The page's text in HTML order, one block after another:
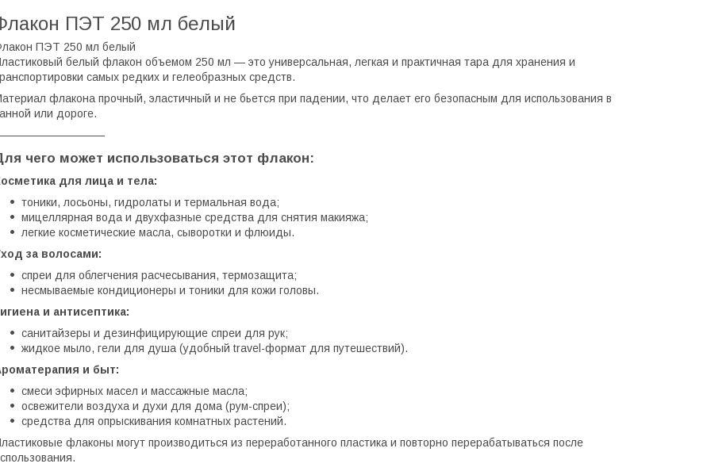
ПЭТ 250 мл белый
ПЭТ 250 мл белый
белый флакон объемом 250 мл — это универсальная, легкая и практичная тара для хранения и
самых редких и гелеобразных средств.
флакона прочный, эластичный и не бьется при падении, что делает его безопасным для использования в
или дороге.
чего может использоваться этот флакон:
для лица и тела:
тоники, лосьоны, гидролаты и термальная вода;
мицеллярная вода и двухфазные средства для снятия макияжа;
легкие косметические масла, сыворотки и флюиды.
за волосами:
спреи для облегчения расчесывания, термозащита;
несмываемые кондиционеры и тоники для кожи головы.
и антисептика:
санитайзеры и дезинфицирующие спреи для рук;
жидкое мыло, гели для душа (удобный travel-формат для путешествий).
и быт:
смеси эфирных масел и массажные масла;
освежители воздуха и духи для дома (рум-спреи);
средства для опрыскивания комнатных растений.
флаконы могут производиться из переработанного пластика и повторно перерабатываться после